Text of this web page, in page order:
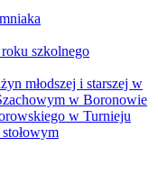
szkolnego
młodszej i starszej w
w Boronowie
w Turnieju